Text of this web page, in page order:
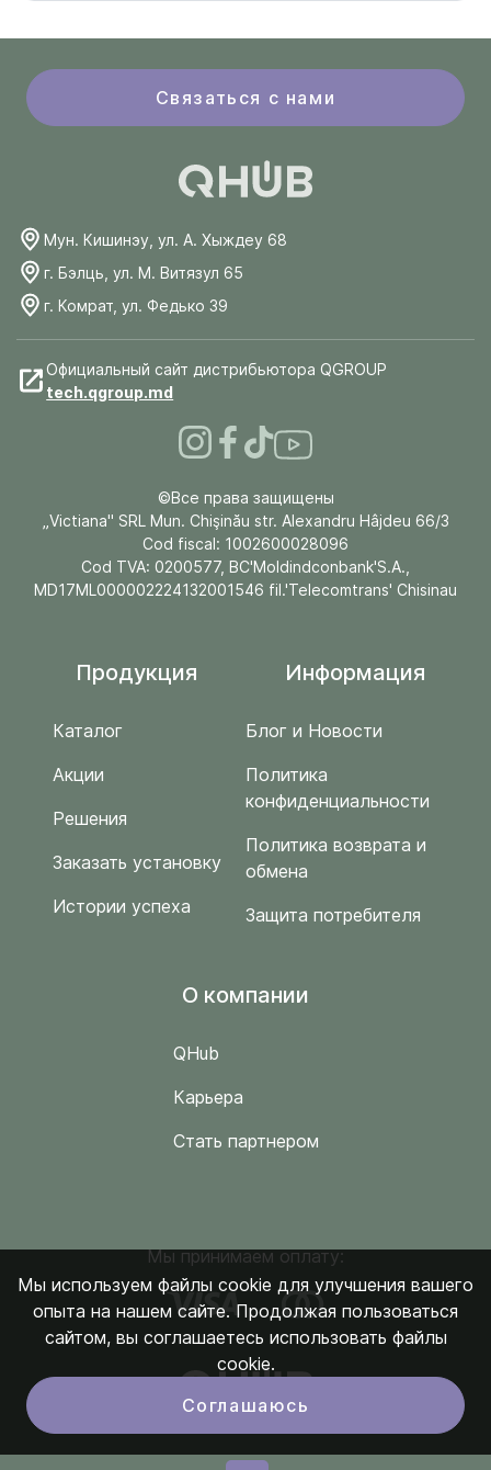
Связаться с нами
Мун. Кишинэу, ул. А. Хыждеу 68
г. Бэлць, ул. М. Витязул 65
г. Комрат, ул. Федько 39
Официальный сайт дистрибьютора QGROUP
tech.qgroup.md
©Все права защищены
„Victiana" SRL Mun. Chişinău str. Alexandru Hâjdeu 66/3
Cod fiscal: 1002600028096
Cod TVA: 0200577, BC'Moldindconbank'S.A.,
MD17ML000002224132001546 fil.'Telecomtrans' Chisinau
Продукция
Каталог
Акции
Решения
Заказать установку
Истории успеха
Информация
Блог и Новости
Политика
конфиденциальности
Политика возврата и
обмена
Защита потребителя
O компании
QHub
Карьера
Стать партнером
Мы принимаем оплату:
Мы используем файлы cookie для улучшения вашего
опыта на нашем сайте. Продолжая пользоваться
сайтом, вы соглашаетесь использовать файлы
cookie.
Соглашаюсь